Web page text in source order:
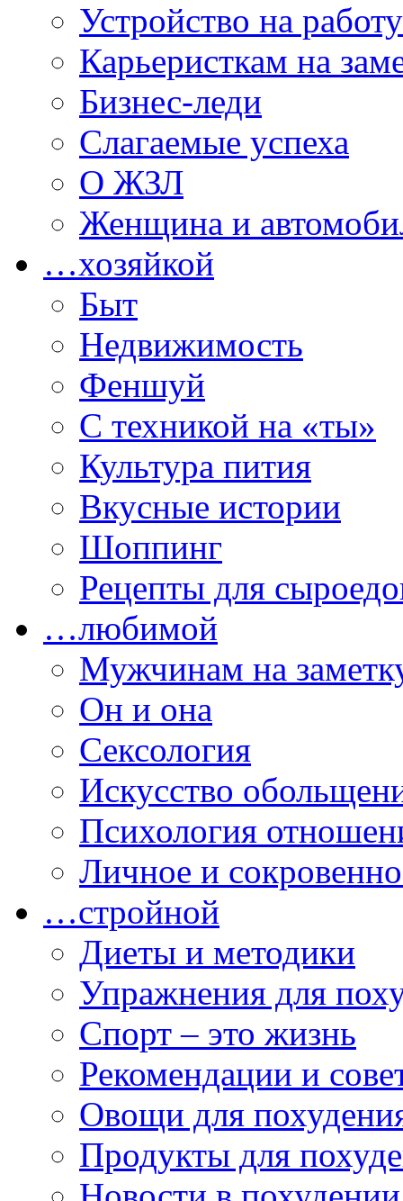
Устройство на работу
Карьеристкам на
Бизнес-леди
Слагаемые успеха
О ЖЗЛ
Женщина и
…хозяйкой
Быт
Недвижимость
Феншуй
С техникой на «ты»
Культура пития
Вкусные истории
Шоппинг
Рецепты для
…любимой
Мужчинам на
Он и она
Сексология
Искусство
Психология
Личное и
…стройной
Диеты и методики
Упражнения для
Спорт – это жизнь
Рекомендации и
Овощи для
Продукты для